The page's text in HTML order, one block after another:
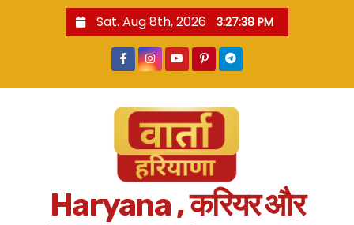
Sat. Aug 8th, 2026 3:27:39 PM
Haryana , करियर और